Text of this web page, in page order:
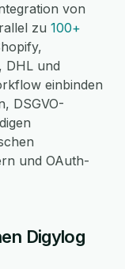
von
zu 100+
DHL und
einbinden
DSGVO-
und OAuth-
Digylog